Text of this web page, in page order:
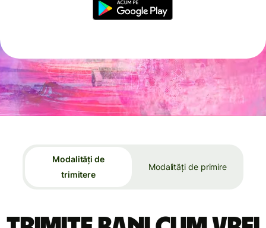
Modalități de
trimitere
Modalități de primire